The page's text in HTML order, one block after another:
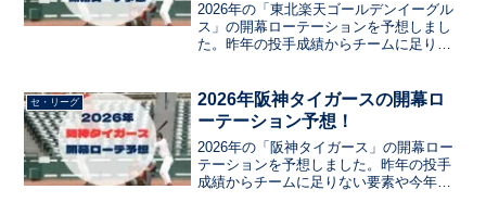
2026年の「東北楽天ゴールデンイーグル
ス」の開幕ローテーションを予想しまし
た。昨年の投手成績からチームに足りな
ッチャーは誰に注目なのかなど、気にな
る情報をまとめました。今年のチームの
要・エースとなるピッチャーは誰だ？
セ・リーグ
2026年阪神タイガースの開幕ロ
ーテーション予想！
2026年の「阪神タイガース」の開幕ロー
テーションを予想しました。昨年の投手
成績からチームに足りない要素や今年期